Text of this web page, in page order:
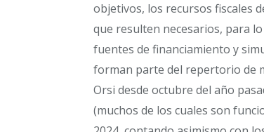
objetivos, los recursos fiscales
que resulten necesarios, para
fuentes de financiamiento y
forman parte del repertorio de
Orsi desde octubre del año
(muchos de los cuales son